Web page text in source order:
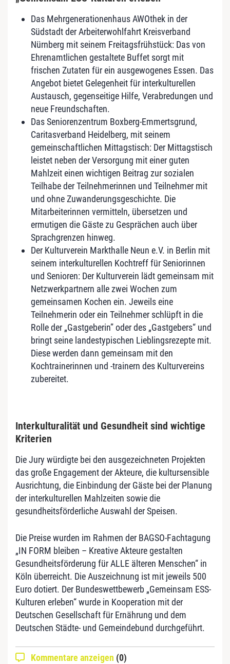
Das Mehrgenerationenhaus AWOthek in der
Südstadt der Arbeiterwohlfahrt Kreisverband
Nürnberg mit seinem Freitagsfrühstück: Das von
Ehrenamtlichen gestaltete Buffet sorgt mit
frischen Zutaten für ein ausgewogenes Essen. Das
Angebot bietet Gelegenheit für interkulturellen
Austausch, gegenseitige Hilfe, Verabredungen und
neue Freundschaften.
Das Seniorenzentrum Boxberg-Emmertsgrund,
Caritasverband Heidelberg, mit seinem
gemeinschaftlichen Mittagstisch: Der Mittagstisch
leistet neben der Versorgung mit einer guten
Mahlzeit einen wichtigen Beitrag zur sozialen
Teilhabe der Teilnehmerinnen und Teilnehmer mit
und ohne Zuwanderungsgeschichte. Die
Mitarbeiterinnen vermitteln, übersetzen und
ermutigen die Gäste zu Gesprächen auch über
Sprachgrenzen hinweg.
Der Kulturverein Markthalle Neun e.V. in Berlin mit
seinem interkulturellen Kochtreff für Seniorinnen
und Senioren: Der Kulturverein lädt gemeinsam mit
Netzwerkpartnern alle zwei Wochen zum
gemeinsamen Kochen ein. Jeweils eine
Teilnehmerin oder ein Teilnehmer schlüpft in die
Rolle der „Gastgeberin” oder des „Gastgebers“ und
bringt seine landestypischen Lieblingsrezepte mit.
Diese werden dann gemeinsam mit den
Kochtrainerinnen und -trainern des Kulturvereins
zubereitet.
Interkulturalität und Gesundheit sind wichtige
Kriterien
Die Jury würdigte bei den ausgezeichneten Projekten
das große Engagement der Akteure, die kultursensible
Ausrichtung, die Einbindung der Gäste bei der Planung
der interkulturellen Mahlzeiten sowie die
gesundheitsförderliche Auswahl der Speisen.
Die Preise wurden im Rahmen der BAGSO-Fachtagung
„IN FORM bleiben – Kreative Akteure gestalten
Gesundheitsförderung für ALLE älteren Menschen“ in
Köln überreicht. Die Auszeichnung ist mit jeweils 500
Euro dotiert. Der Bundeswettbewerb „Gemeinsam ESS-
Kulturen erleben“ wurde in Kooperation mit der
Deutschen Gesellschaft für Ernährung und dem
Deutschen Städte- und Gemeindebund durchgeführt.
Kommentare anzeigen (0)